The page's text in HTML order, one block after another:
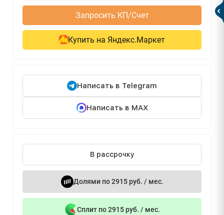
Запросить КП/Счет
Купить на Яндекс.Маркет
Написать в Telegram
Написать в MAX
В рассрочку
Долями по 2915 руб. / мес.
Сплит по 2915 руб. / мес.